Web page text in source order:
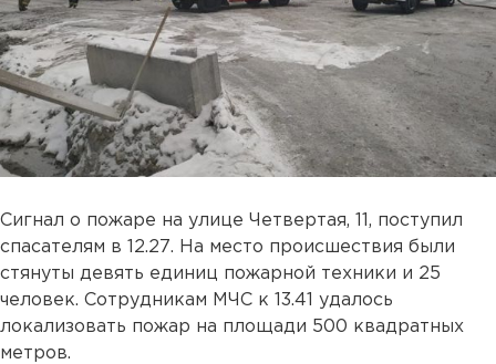
Сигнал о пожаре на улице Четвертая, 11, поступил
спасателям в 12.27. На место происшествия были
стянуты девять единиц пожарной техники и 25
человек. Сотрудникам МЧС к 13.41 удалось
локализовать пожар на площади 500 квадратных
метров.